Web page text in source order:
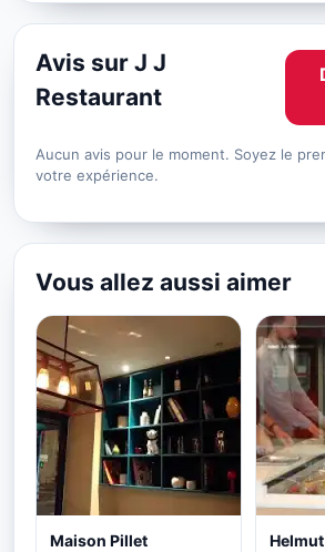
Avis sur J J
Restaurant
Aucun avis pour le moment. Soyez le
votre expérience.
Vous allez aussi aimer
Maison Pillet